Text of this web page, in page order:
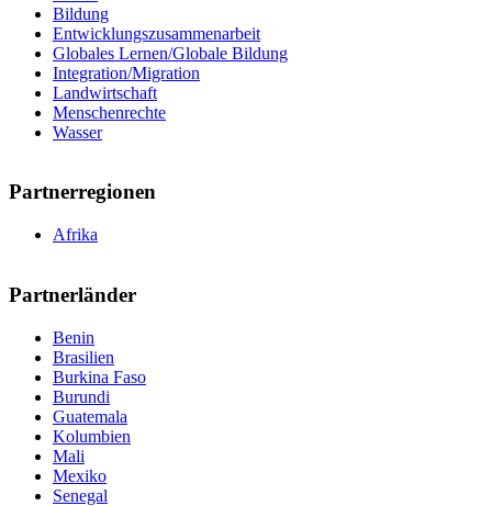
Bildung
Entwicklungszusammenarbeit
Globales Lernen/Globale Bildung
Integration/Migration
Landwirtschaft
Menschenrechte
Wasser
Partnerregionen
Afrika
Partnerländer
Benin
Brasilien
Burkina Faso
Burundi
Guatemala
Kolumbien
Mali
Mexiko
Senegal